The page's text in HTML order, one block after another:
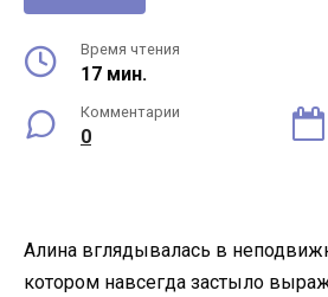
Время чтения
17 мин.
Комментарии
0
Алина вглядывалась в
котором навсегда застыло